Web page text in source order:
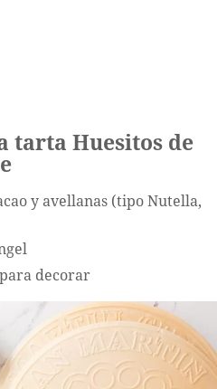
tarta Huesitos de
y avellanas (tipo Nutella,
decorar